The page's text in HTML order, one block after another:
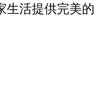
生活提供完美